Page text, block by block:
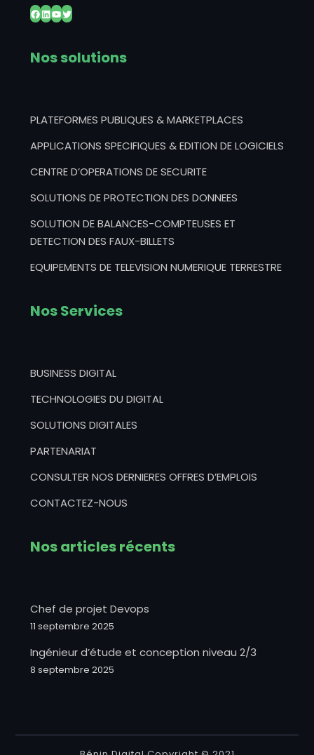
Facebook
LinkedIn
YouTube
Twitter
Nos solutions
PLATEFORMES PUBLIQUES & MARKETPLACES
APPLICATIONS SPECIFIQUES & EDITION DE LOGICIELS
CENTRE D’OPERATIONS DE SECURITE
SOLUTIONS DE PROTECTION DES DONNEES
SOLUTION DE BALANCES-COMPTEUSES ET
DETECTION DES FAUX-BILLETS
EQUIPEMENTS DE TELEVISION NUMERIQUE TERRESTRE
Nos Services
BUSINESS DIGITAL
TECHNOLOGIES DU DIGITAL
SOLUTIONS DIGITALES
PARTENARIAT
CONSULTER NOS DERNIERES OFFRES D’EMPLOIS
CONTACTEZ-NOUS
Nos articles récents
Chef de projet Devops
11 septembre 2025
Ingénieur d’étude et conception niveau 2/3
8 septembre 2025